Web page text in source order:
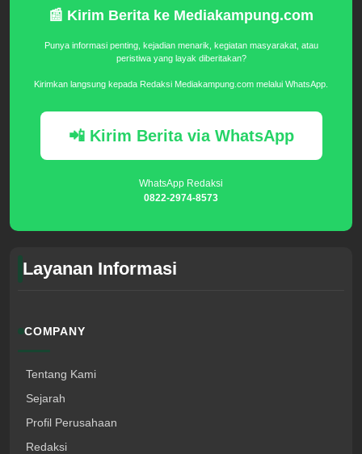
📰 Kirim Berita ke Mediakampung.com
Punya informasi penting, kejadian menarik, kegiatan masyarakat, atau
peristiwa yang layak diberitakan?
Kirimkan langsung kepada Redaksi Mediakampung.com melalui WhatsApp.
📲 Kirim Berita via WhatsApp
WhatsApp Redaksi
0822-2974-8573
Layanan Informasi
COMPANY
Tentang Kami
Sejarah
Profil Perusahaan
Redaksi